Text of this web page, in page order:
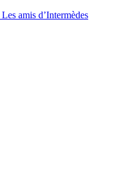
Les amis d’Intermèdes